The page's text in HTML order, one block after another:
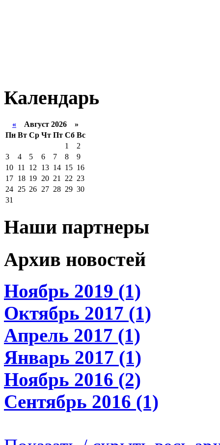
Календарь
« Август 2026 »
Пн Вт Ср Чт Пт Сб Вс
1
2
3
4 5 6 7 8
9
10 11 12 13 14 15 16
17 18 19 20 21 22 23
24 25 26 27 28 29 30
31
Наши партнеры
Архив новостей
Ноябрь 2019 (1)
Октябрь 2017 (1)
Апрель 2017 (1)
Январь 2017 (1)
Ноябрь 2016 (2)
Сентябрь 2016 (1)